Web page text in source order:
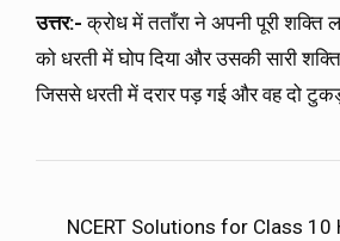
उत्तर:-क्रोध में तताँरा ने अपनी पूरी शक्ति
को धरती में घोप दिया और उसकी सारी
जिससे धरती में दरार पड़ गई और वह दो
NCERT Solutions for Class 10